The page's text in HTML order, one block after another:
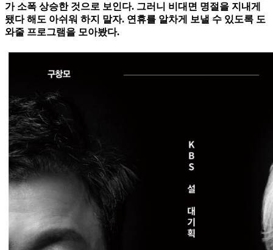
가 소폭 상승한 것으로 보인다. 그러니 비대면 명절을 지내게
됐다 해도 아쉬워 하지 말자. 연휴를 알차게 보낼 수 있도록 도
와줄 프로그램을 모아봤다.